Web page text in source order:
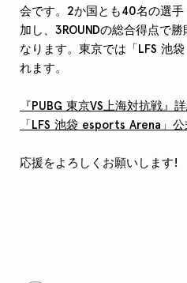
会です。2か国とも40名の選手
加し、3ROUNDの総合得点で
なります。東京では「LFS 池
れます。
『PUBG 東京VS上海対抗戦』
「LFS 池袋 esports Arena」
応援をよろしくお願いします!